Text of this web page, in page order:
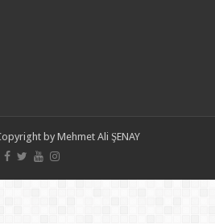
by Mehmet Ali ŞENAY